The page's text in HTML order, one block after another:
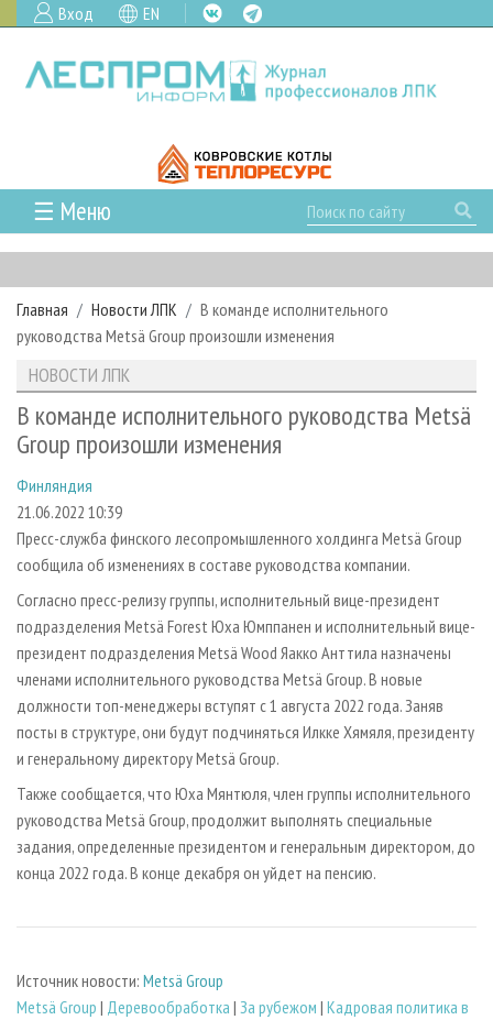
Вход EN
☰ Меню
ГЛАВНАЯ
РУБРИКИ И ТЕМЫ
РУБРИКИ ЖУРНАЛА
ЛЕСОЗАГОТОВКА
ЛЕСОПИЛЕНИЕ
СУШКА ДРЕВЕСИНЫ
ПРОИЗВОДСТВО ДРЕВЕСНЫХ ПЛИТ
ДЕРЕВЯННОЕ ДОМОСТРОЕНИЕ
ПРОИЗВОДСТВО МЕБЕЛИ
БИОЭНЕРГЕТИКА
ЦБП
ИНСТРУМЕНТ И МАТЕРИАЛЫ
НОВОСТИ
НОВОСТИ ЛПК
НОВОСТИ ЖУРНАЛА
ПРОЕКТЫ ЛПИ
АНАЛИТИКА
ПРЕДПРИЯТИЯ ЛПК
ПЕРСОНЫ
МОБИЛЬНЫЕ ВЫСТАВКИ
ПРИОРИТЕТНЫЕ ИНВЕСТПРОЕКТЫ
RUSSIAN FORESTRY REVIEW
ГАЗЕТА ЛЕСПРОМФОРУМ
БИБЛИОТЕКА СПЕЦИАЛИСТА
АРХИВ ЖУРНАЛОВ
О ЖУРНАЛЕ
КОНТАКТЫ
РЕКЛАМОДАТЕЛЯМ
РЕКЛАМА
РЕКЛАМА НА САЙТЕ
Главная Новости ЛПК
В команде исполнительного
руководства Metsä Group произошли изменения
НОВОСТИ ЛПК
В команде исполнительного руководства Metsä
Group произошли изменения
Финляндия
21.06.2022 10:39
Пресс-служба финского лесопромышленного холдинга Metsä Group
сообщила об изменениях в составе руководства компании.
Согласно пресс-релизу группы, исполнительный вице-президент
подразделения Metsä Forest Юха Юмппанен и исполнительный вице-
президент подразделения Metsä Wood Яакко Анттила назначены
членами исполнительного руководства Metsä Group. В новые
должности топ-менеджеры вступят с 1 августа 2022 года. Заняв
посты в структуре, они будут подчиняться Илкке Хямяля, президенту
и генеральному директору Metsä Group.
Также сообщается, что Юха Мянтюля, член группы исполнительного
руководства Metsä Group, продолжит выполнять специальные
задания, определенные президентом и генеральным директором, до
конца 2022 года. В конце декабря он уйдет на пенсию.
Источник новости: Metsä Group
Metsä Group | Деревообработка | За рубежом | Кадровая политика в